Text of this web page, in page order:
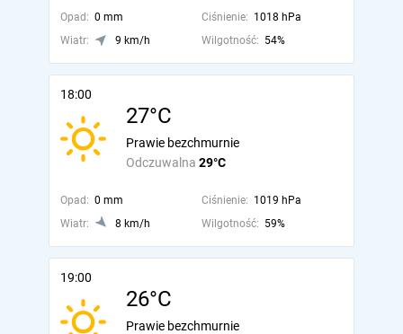
Opad: 0 mm Ciśnienie: 1018 hPa
Wiatr:
9 km/h Wilgotność: 54%
18:00
27°C
Odczuwalna 29°C
Prawie bezchmurnie
Opad: 0 mm Ciśnienie: 1019 hPa
Wiatr:
8 km/h Wilgotność: 59%
19:00
26°C
Prawie bezchmurnie